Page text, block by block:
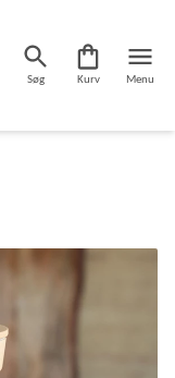
Søg Kurv Menu